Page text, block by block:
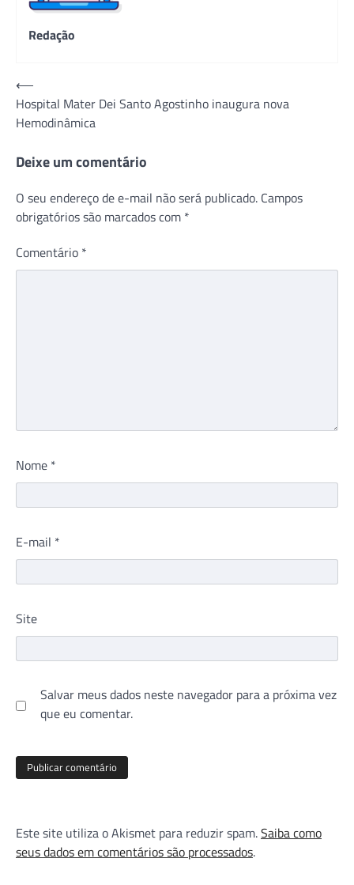
Redação
Navegação
de
Post
⟵
Hospital Mater Dei Santo Agostinho inaugura nova
Hemodinâmica
Deixe um comentário
O seu endereço de e-mail não será publicado. Campos
obrigatórios são marcados com *
Comentário *
Nome *
E-mail *
Site
Salvar meus dados neste navegador para a próxima vez
que eu comentar.
Este site utiliza o Akismet para reduzir spam.Saiba como
seus dados em comentários são processados.